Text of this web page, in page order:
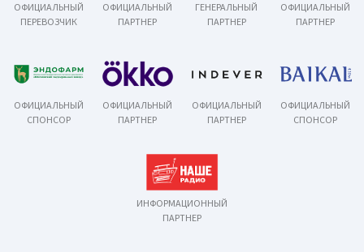
ОФИЦИАЛЬНЫЙ
ПЕРЕВОЗЧИК
ОФИЦИАЛЬНЫЙ
ПАРТНЕР
ГЕНЕРАЛЬНЫЙ
ПАРТНЕР
ОФИЦИАЛЬНЫЙ
ПАРТНЕР
ОФИЦИАЛЬНЫЙ
СПОНСОР
ОФИЦИАЛЬНЫЙ
ПАРТНЕР
ОФИЦИАЛЬНЫЙ
ПАРТНЕР
ОФИЦИАЛЬНЫЙ
СПОНСОР
ИНФОРМАЦИОННЫЙ
ПАРТНЕР